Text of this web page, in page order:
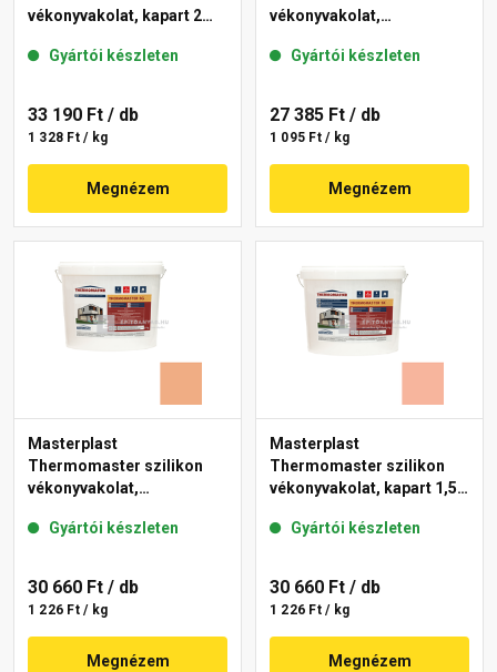
vékonyvakolat, kapart 2
Gyártói készleten
33 190 Ft / db
1 328 Ft / kg
Megnézem
vékonyvakolat,
17-D 25 kg
Gyártói készleten
27 385 Ft / db
1 095 Ft / kg
Megnézem
Masterplast
Thermomaster szilikon
vékonyvakolat,
11-C 25 kg
Gyártói készleten
30 660 Ft / db
1 226 Ft / kg
Megnézem
Masterplast
Thermomaster szilikon
vékonyvakolat, kapart 1,5
Gyártói készleten
30 660 Ft / db
1 226 Ft / kg
Megnézem